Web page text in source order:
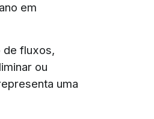
em
de fluxos,
ou
uma